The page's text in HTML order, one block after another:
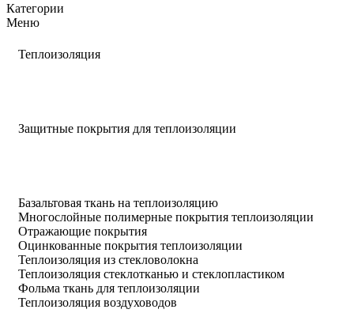
Категории
Меню
Теплоизоляция
Защитные покрытия для теплоизоляции
Базальтовая ткань на теплоизоляцию
Многослойные полимерные покрытия теплоизоляции
Отражающие покрытия
Оцинкованные покрытия теплоизоляции
Теплоизоляция из стекловолокна
Теплоизоляция стеклотканью и стеклопластиком
Фольма ткань для теплоизоляции
Теплоизоляция воздуховодов